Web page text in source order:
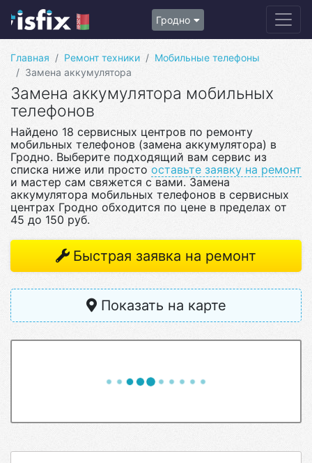
Гродно
Главная Ремонт техники
Мобильные телефоны
Замена аккумулятора
Замена аккумулятора мобильных
телефонов
Найдено 18 сервисных центров по ремонту
мобильных телефонов (замена аккумулятора) в
Гродно. Выберите подходящий вам сервис из
списка ниже или просто оставьте заявку на ремонт
и мастер сам свяжется с вами. Замена
аккумулятора мобильных телефонов в сервисных
центрах Гродно обходится по цене в пределах от
45 до 150 руб.
Быстрая заявка на ремонт
Показать на карте